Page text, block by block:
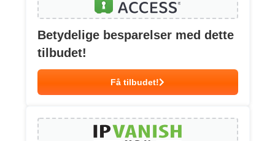
Betydelige besparelser med dette
tilbudet!
Få tilbudet!